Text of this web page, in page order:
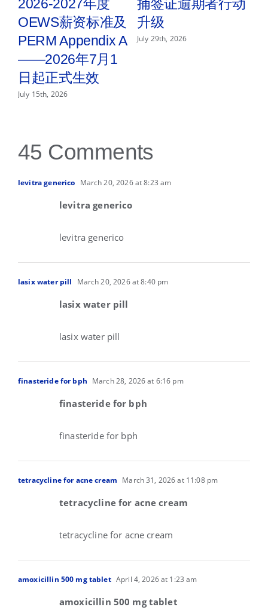
2026-2027年度
OEWS薪资标准及
PERM Appendix A
——2026年7月1
日起正式生效
July 15th, 2026
捕签证逾期者行动
升级
July 29th, 2026
45 Comments
levitra generico March 20, 2026 at 8:23 am
levitra generico
levitra generico
lasix water pill March 20, 2026 at 8:40 pm
lasix water pill
lasix water pill
finasteride for bph March 28, 2026 at 6:16 pm
finasteride for bph
finasteride for bph
tetracycline for acne cream March 31, 2026 at 11:08 pm
tetracycline for acne cream
tetracycline for acne cream
amoxicillin 500 mg tablet April 4, 2026 at 1:23 am
amoxicillin 500 mg tablet